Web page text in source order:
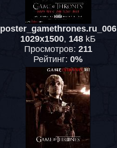
poster_gamethrones.ru_006
1029x1500, 148 kБ
Просмотров: 211
Рейтинг: 0%